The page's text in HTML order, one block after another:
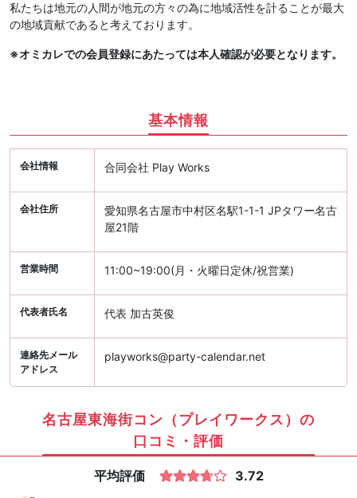
私たちは地元の人間が地元の方々の為に地域活性を計ることが最大
の地域貢献であると考えております。
※オミカレでの会員登録にあたっては本人確認が必要となります。
基本情報
会社情報 合同会社 Play Works
会社住所
愛知県名古屋市中村区名駅1-1-1 JPタワー名古
屋21階
営業時間 11:00~19:00(月・火曜日定休/祝営業)
代表者氏名 代表 加古英俊
連絡先メール
アドレス
playworks@party-calendar.net
名古屋東海街コン（プレイワークス）の
口コミ・評価
平均評価 3.72